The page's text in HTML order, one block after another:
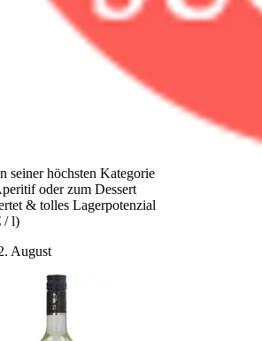
seiner höchsten Kategorie
oder zum Dessert
& tolles Lagerpotenzial
/ l)
August